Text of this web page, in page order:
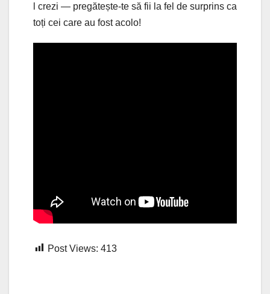
l crezi — pregătește-te să fii la fel de surprins ca
toți cei care au fost acolo!
Post Views: 413